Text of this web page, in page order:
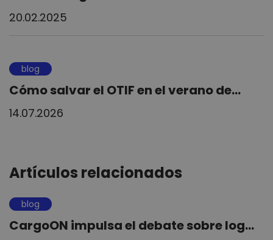
20.02.2025
blog
Cómo salvar el OTIF en el verano de...
14.07.2026
Artículos relacionados
blog
CargoON impulsa el debate sobre log...